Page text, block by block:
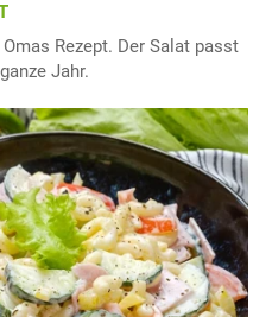
Rezept. Der Salat passt
Jahr.